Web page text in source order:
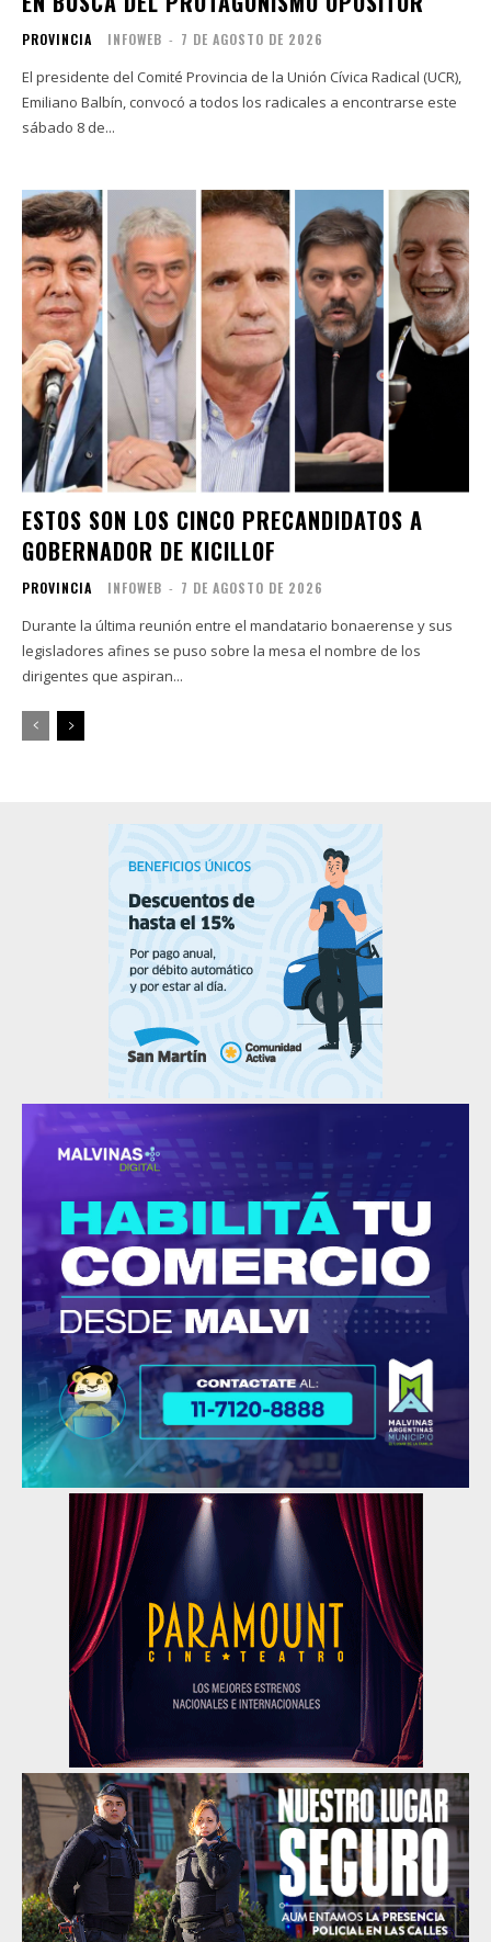
PROVINCIA INFOWEB - 7 DE AGOSTO DE 2026
El presidente del Comité Provincia de la Unión Cívica Radical (UCR),
Emiliano Balbín, convocó a todos los radicales a encontrarse este
sábado 8 de...
ESTOS SON LOS CINCO PRECANDIDATOS A
GOBERNADOR DE KICILLOF
PROVINCIA INFOWEB - 7 DE AGOSTO DE 2026
Durante la última reunión entre el mandatario bonaerense y sus
legisladores afines se puso sobre la mesa el nombre de los
dirigentes que aspiran...